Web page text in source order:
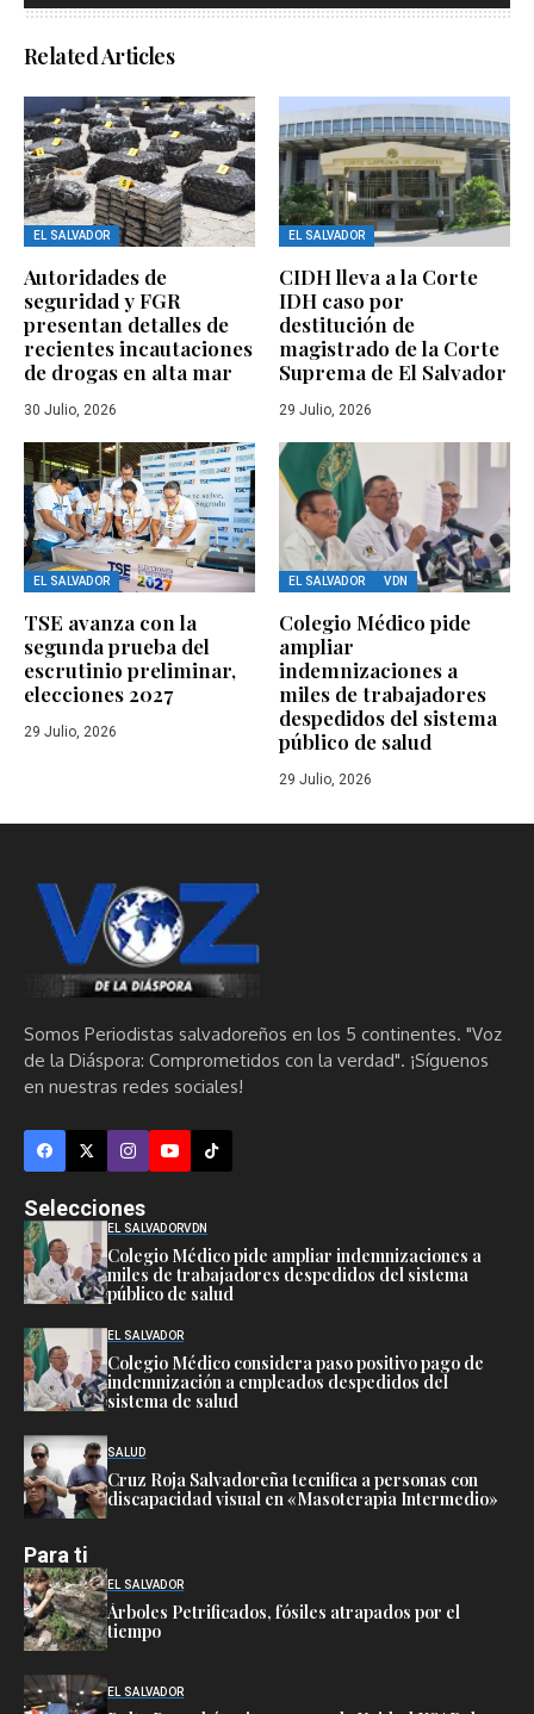
Related Articles
EL SALVADOR
Autoridades de
seguridad y FGR
presentan detalles de
recientes incautaciones
de drogas en alta mar
30 Julio, 2026
EL SALVADOR
CIDH lleva a la Corte
IDH caso por
destitución de
magistrado de la Corte
Suprema de El Salvador
29 Julio, 2026
EL SALVADOR
TSE avanza con la
segunda prueba del
escrutinio preliminar,
elecciones 2027
29 Julio, 2026
EL SALVADOR VDN
Colegio Médico pide
ampliar
indemnizaciones a
miles de trabajadores
despedidos del sistema
público de salud
29 Julio, 2026
Somos Periodistas salvadoreños en los 5 continentes. "Voz
de la Diáspora: Comprometidos con la verdad". ¡Síguenos
en nuestras redes sociales!
Selecciones
EL SALVADORVDN
Colegio Médico pide ampliar indemnizaciones a
miles de trabajadores despedidos del sistema
público de salud
EL SALVADOR
Colegio Médico considera paso positivo pago de
indemnización a empleados despedidos del
sistema de salud
SALUD
Cruz Roja Salvadoreña tecnifica a personas con
discapacidad visual en «Masoterapia Intermedio»
Para ti
EL SALVADOR
Árboles Petrificados, fósiles atrapados por el
tiempo
EL SALVADOR